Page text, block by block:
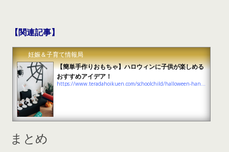
【関連記事】
妊娠＆子育て情報局
【簡単手作りおもちゃ】ハロウィンに子供が楽しめる
おすすめアイデア！
まとめ